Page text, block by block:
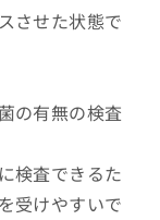
させた状態で
の有無の検査
検査できるた
受けやすいで